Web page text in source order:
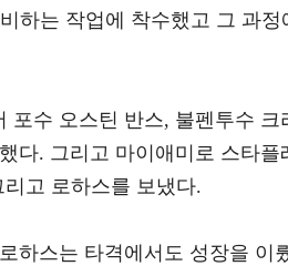
하는 작업에 착수했고 그 과
포수 오스틴 반스, 불펜투수 크
다. 그리고 마이애미로 스타
고 로하스를 보냈다.
하스는 타격에서도 성장을 이